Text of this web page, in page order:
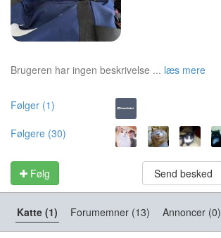
Brugeren har ingen beskrivelse ... læs mere
Følger (1)
Følgere (30)
Følg Send besked
Katte (1) Forumemner (13) Annoncer (0)